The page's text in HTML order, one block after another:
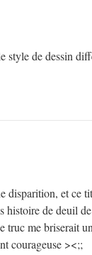
de dessin
disparition, et ce
de deuil
truc me briserait
courageuse ><;;